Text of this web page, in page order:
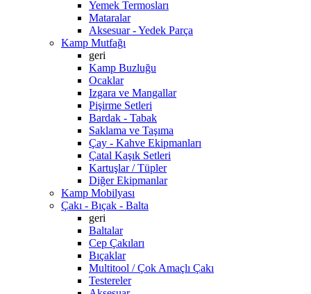
Yemek Termosları
Mataralar
Aksesuar - Yedek Parça
Kamp Mutfağı
geri
Kamp Buzluğu
Ocaklar
Izgara ve Mangallar
Pişirme Setleri
Bardak - Tabak
Saklama ve Taşıma
Çay - Kahve Ekipmanları
Çatal Kaşık Setleri
Kartuşlar / Tüpler
Diğer Ekipmanlar
Kamp Mobilyası
Çakı - Bıçak - Balta
geri
Baltalar
Cep Çakıları
Bıçaklar
Multitool / Çok Amaçlı Çakı
Testereler